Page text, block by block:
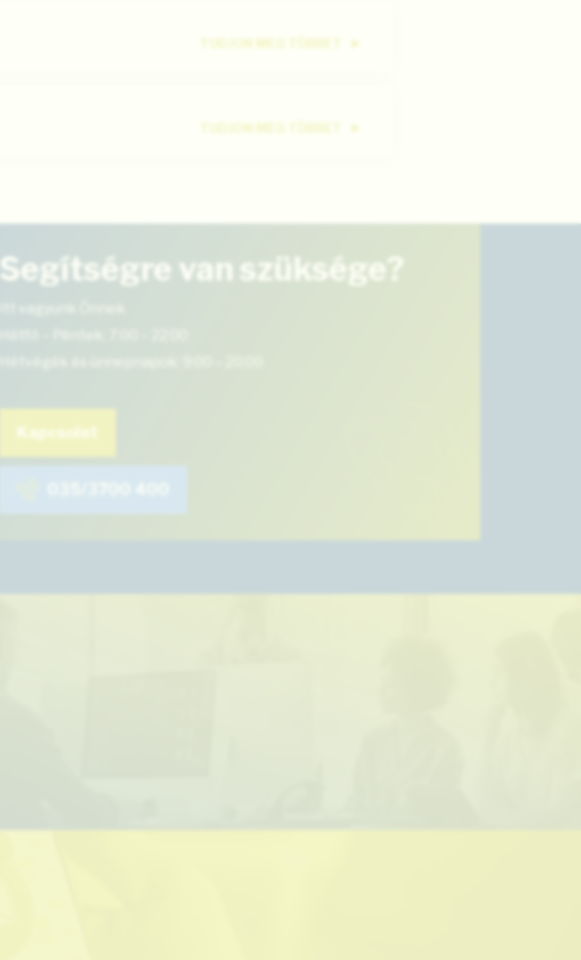
TUDJON MEG TÖBBET
TUDJON MEG TÖBBET
Segítségre van szüksége?
Kapcsolat